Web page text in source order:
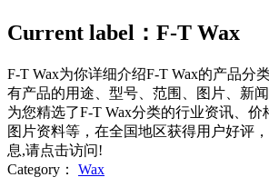
Current label： F-T Wax
F-T Wax为你详细介绍F-T Wax的产品分
有产品的用途、型号、范围、图片、新
为您精选了F-T Wax分类的行业资讯、价
图片资料等，在全国地区获得用户好评
息,请点击访问!
Category：
Wax